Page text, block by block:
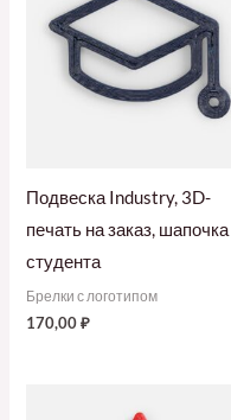
Подвеска Industry, 3D-
печать на заказ, шапочка
студента
Брелки с логотипом
170,00₽